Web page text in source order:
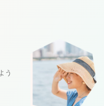
う